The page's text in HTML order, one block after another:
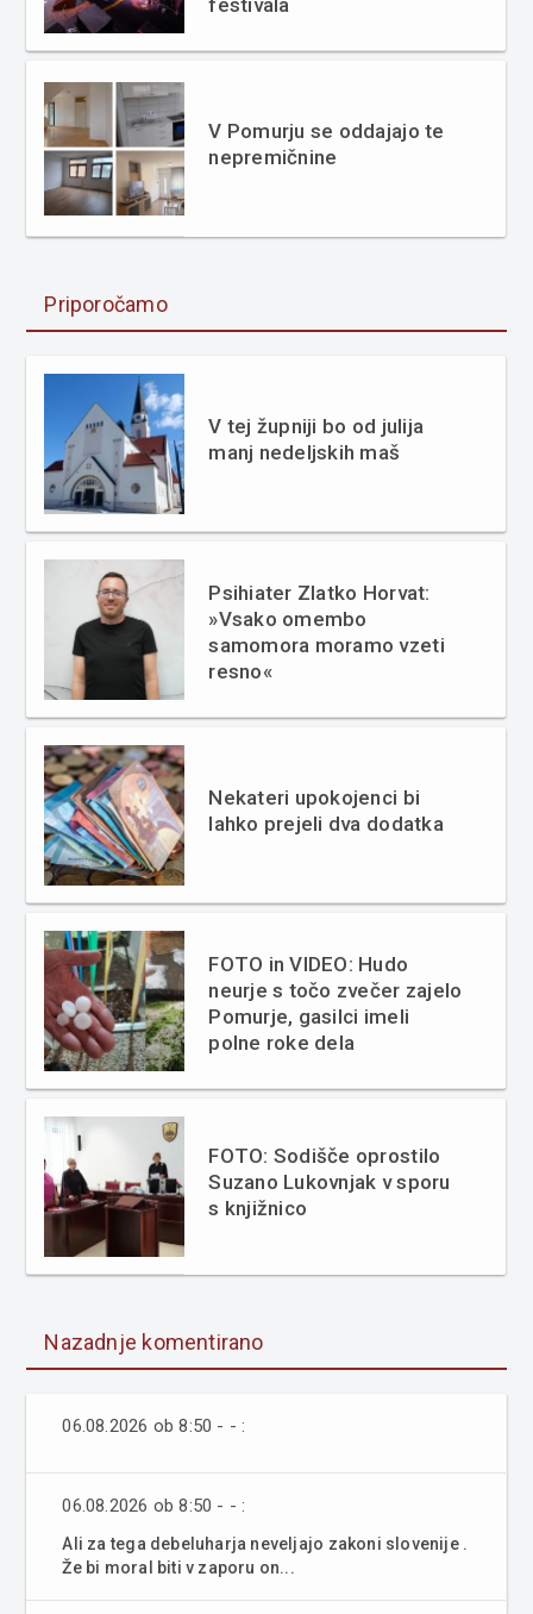
festivala
V Pomurju se oddajajo te
nepremičnine
Priporočamo
V tej župniji bo od julija
manj nedeljskih maš
Psihiater Zlatko Horvat:
»Vsako omembo
samomora moramo vzeti
resno«
Nekateri upokojenci bi
lahko prejeli dva dodatka
FOTO in VIDEO: Hudo
neurje s točo zvečer zajelo
Pomurje, gasilci imeli
polne roke dela
FOTO: Sodišče oprostilo
Suzano Lukovnjak v sporu
s knjižnico
Nazadnje komentirano
06.08.2026 ob 8:50 - - :
06.08.2026 ob 8:50 - - :
Ali za tega debeluharja neveljajo zakoni slovenije .
Že bi moral biti v zaporu on...